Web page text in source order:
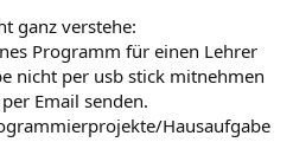
ganz verstehe:
Programm für einen Lehrer
nicht per usb stick mitnehmen
Email senden.
Hausaufgabe